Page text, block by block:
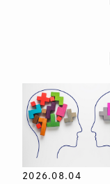
2026.08.04